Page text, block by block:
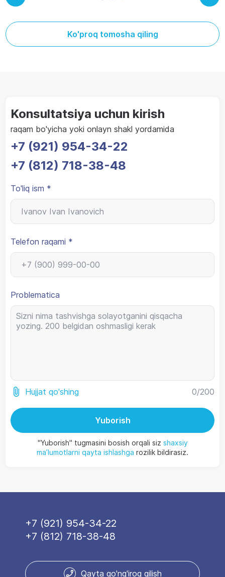
Ko'proq tomosha qiling
Konsultatsiya uchun kirish
raqam bo'yicha yoki onlayn shakl yordamida
+7 (921) 954-34-22
+7 (812) 718-38-48
To'liq ism *
Telefon raqami *
Problematica
Hujjat qo'shing 0/200
Yuborish
"Yuborish" tugmasini bosish orqali siz shaxsiy
ma’lumotlarni qayta ishlashga rozilik bildirasiz.
+7 (921) 954-34-22
+7 (812) 718-38-48
Qayta qo'ng'iroq qilish